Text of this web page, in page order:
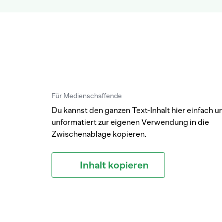
Für Medienschaffende
Du kannst den ganzen Text-Inhalt hier einfach
unformatiert zur eigenen Verwendung in die
Zwischenablage kopieren.
Inhalt kopieren